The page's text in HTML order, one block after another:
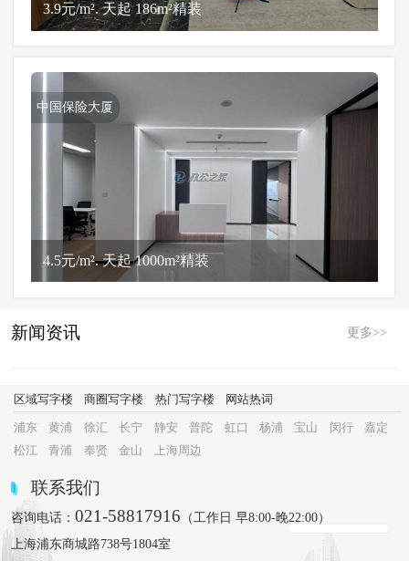
3.9元/m². 天起 186m²精装
中国保险大厦
4.5元/m². 天起 1000m²精装
新闻资讯 更多>>
区域写字楼 商圈写字楼 热门写字楼 网站热词
浦东 黄浦 徐汇 长宁 静安 普陀 虹口 杨浦 宝山 闵行
嘉定
松江
青浦 奉贤 金山 上海周边
联系我们
咨询电话：021-58817916 （工作日 早8:00-晚22:00）
上海浦东商城路738号1804室